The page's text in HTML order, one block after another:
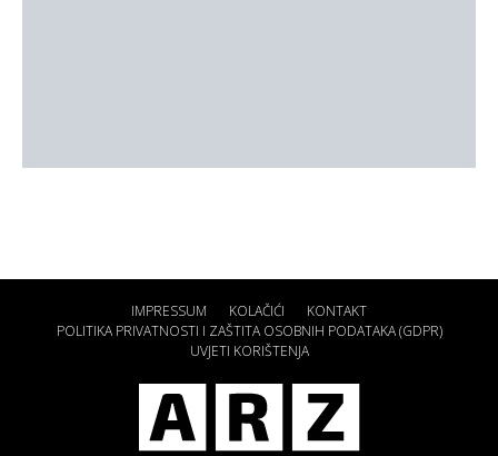
IMPRESSUM KOLAČIĆI
KONTAKT
POLITIKA PRIVATNOSTI I ZAŠTITA OSOBNIH PODATAKA (GDPR)
UVJETI KORIŠTENJA